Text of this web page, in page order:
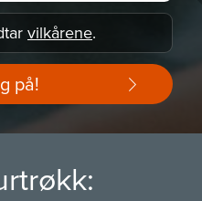
vilkårene.
på!